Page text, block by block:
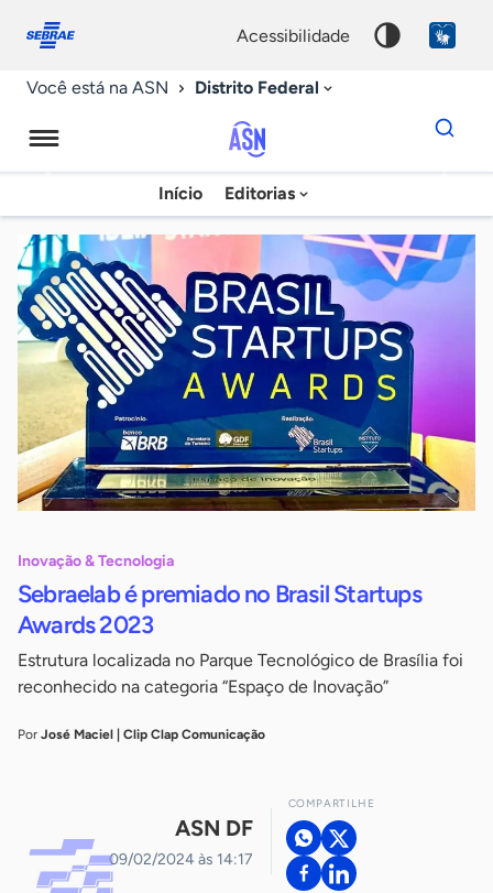
conosco
acessibilidade
Você está na ASN Distrito Federal
Agência
Sebrae
de
Notícias
Início Editorias
Dados
para
chave
Inovação & Tecnologia
Sebraelab é premiado no Brasil Startups
Awards 2023
Estrutura localizada no Parque Tecnológico de Brasília foi
reconhecido na categoria “Espaço de Inovação”
Por José Maciel | Clip Clap Comunicação
ASN DF
09/02/2024 às 14:17
COMPARTILHE